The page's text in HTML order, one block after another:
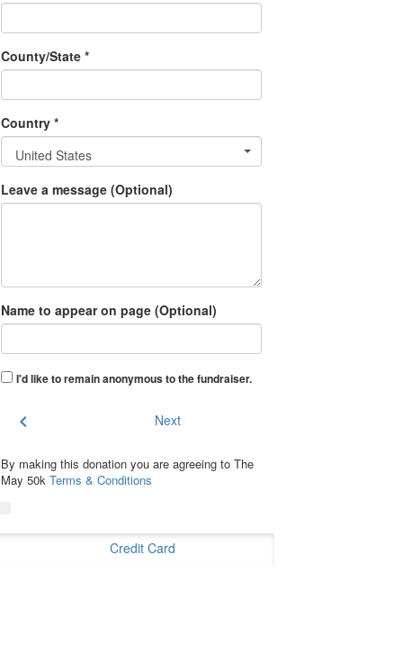
County/State *
Country *
United States
Leave a message (Optional)
Name to appear on page (Optional)
I'd like to remain anonymous to the fundraiser.
chevron_left Next
By making this donation you are agreeing to The
May 50k Terms & Conditions
Credit Card